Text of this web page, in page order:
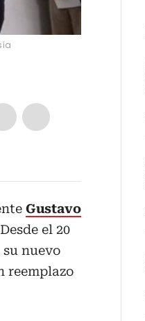
Gustavo
el 20
nuevo
reemplazo